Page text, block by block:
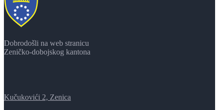
Dobrodošli na web stranicu
Zeničko-dobojskog kantona
Kučukovići 2, Zenica